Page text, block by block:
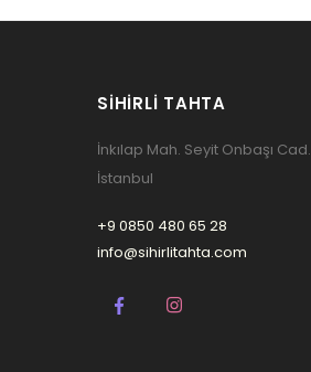
SIHIRLI TAHTA
İnkılap Mah. Seyit Onbaşı
İstanbul
+9 0850 480 65 28
info@sihirlitahta.com